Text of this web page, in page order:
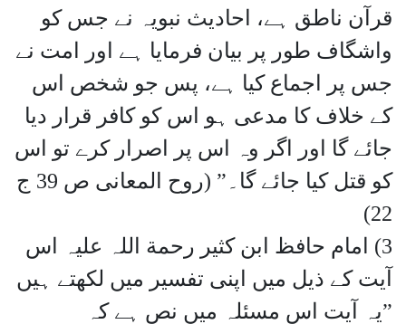
قرآن ناطق ہے، احادیث نبویہ نے جس کو
واشگاف طور پر بیان فرمایا ہے اور امت نے
جس پر اجماع کیا ہے، پس جو شخص اس
کے خلاف کا مدعی ہو اس کو کافر قرار دیا
جائے گا اور اگر وہ اس پر اصرار کرے تو اس
کو قتل کیا جائے گا۔” (روح المعانی ص 39 ج
22)
3) امام حافظ ابن کثیر رحمة اللہ علیہ اس
آیت کے ذیل میں اپنی تفسیر میں لکھتے ہیں
”یہ آیت اس مسئلہ میں نص ہے کہ